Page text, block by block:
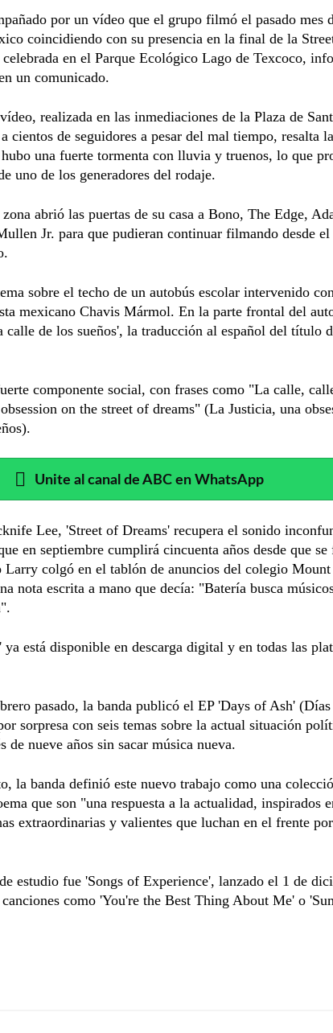
por un vídeo que el grupo filmó el pasado mes
coincidiendo con su presencia en la final de la
en el Parque Ecológico Lago de Texcoco,
un comunicado.
realizada en las inmediaciones de la Plaza de
cientos de seguidores a pesar del mal tiempo, resalta
hubo una fuerte tormenta con lluvia y truenos, lo que
uno de los generadores del rodaje.
abrió las puertas de su casa a Bono, The Edge,
Jr. para que pudieran continuar filmando desde el
sobre el techo de un autobús escolar intervenido
mexicano Chavis Mármol. En la parte frontal del
calle de los sueños', la traducción al español del título
componente social, con frases como "La calle,
on the street of dreams" (La Justicia, una
Unite al canal de ABC en WhatsApp
Lee, 'Street of Dreams' recupera el sonido
en septiembre cumplirá cincuenta años desde que
Larry colgó en el tablón de anuncios del colegio
nota escrita a mano que decía: "Batería busca
ya está disponible en descarga digital y en todas las
pasado, la banda publicó el EP 'Days of Ash' (Días
sorpresa con seis temas sobre la actual situación
de nueve años sin sacar música nueva.
la banda definió este nuevo trabajo como una
que son "una respuesta a la actualidad, inspirados
extraordinarias y valientes que luchan en el frente
estudio fue 'Songs of Experience', lanzado el 1 de
como 'You're the Best Thing About Me' o